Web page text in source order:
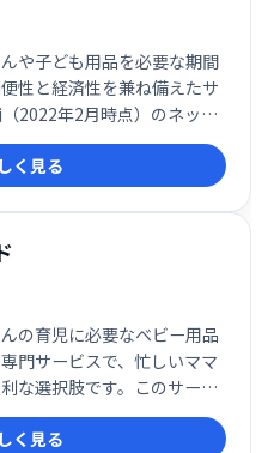
や子ども用品を必要な期間
性と経済性を兼ね備えたサ
2022年2月時点）のネット
用品や育児関連商品を提
く見る
の育児に必要なベビー用品
門サービスで、忙しいママ
な選択肢です。このサービ
ズナブルな料金設定で、多
います。
く見る